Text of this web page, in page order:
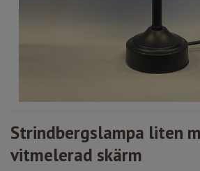
Strindbergslampa liten
vitmelerad skärm